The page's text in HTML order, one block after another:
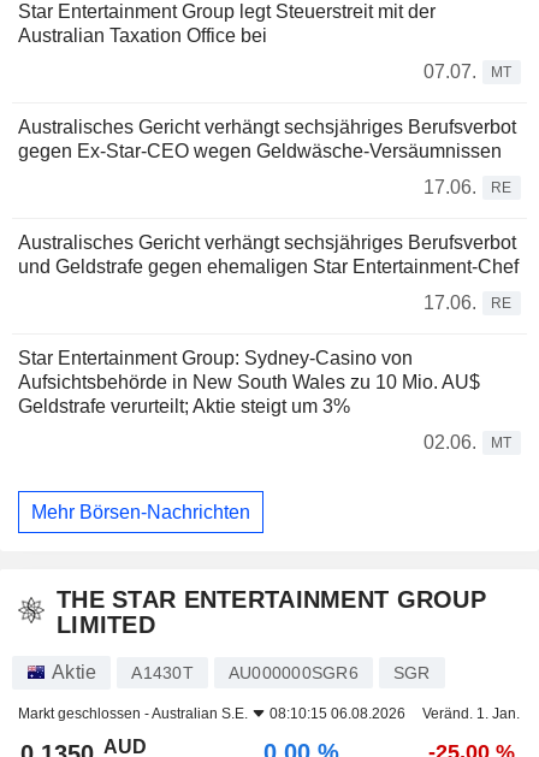
Star Entertainment Group legt Steuerstreit mit der
Australian Taxation Office bei
07.07.
MT
Australisches Gericht verhängt sechsjähriges Berufsverbot
gegen Ex-Star-CEO wegen Geldwäsche-Versäumnissen
17.06.
RE
Australisches Gericht verhängt sechsjähriges Berufsverbot
und Geldstrafe gegen ehemaligen Star Entertainment-Chef
17.06.
RE
Star Entertainment Group: Sydney-Casino von
Aufsichtsbehörde in New South Wales zu 10 Mio. AU$
Geldstrafe verurteilt; Aktie steigt um 3%
02.06.
MT
Mehr Börsen-Nachrichten
THE STAR ENTERTAINMENT GROUP
LIMITED
Aktie A1430T AU000000SGR6 SGR
Markt geschlossen -Australian S.E. 08:10:15 06.08.2026 Veränd. 1. Jan.
AUD